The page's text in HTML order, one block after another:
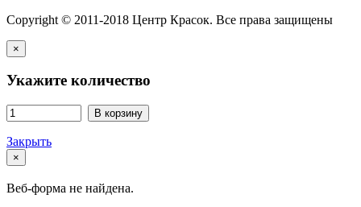
Copyright © 2011-2018 Центр Красок. Все права защищены
×
Укажите количество
В корзину
Закрыть
×
Веб-форма не найдена.